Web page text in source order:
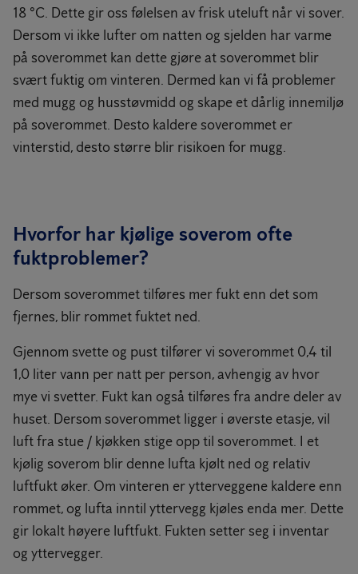
18 °C. Dette gir oss følelsen av frisk uteluft når vi sover.
Dersom vi ikke lufter om natten og sjelden har varme
på soverommet kan dette gjøre at soverommet blir
svært fuktig om vinteren. Dermed kan vi få problemer
med mugg og husstøvmidd og skape et dårlig innemiljø
på soverommet. Desto kaldere soverommet er
vinterstid, desto større blir risikoen for mugg.
Hvorfor har kjølige soverom ofte
fuktproblemer?
Dersom soverommet tilføres mer fukt enn det som
fjernes, blir rommet fuktet ned.
Gjennom svette og pust tilfører vi soverommet 0,4 til
1,0 liter vann per natt per person, avhengig av hvor
mye vi svetter. Fukt kan også tilføres fra andre deler av
huset. Dersom soverommet ligger i øverste etasje, vil
luft fra stue / kjøkken stige opp til soverommet. I et
kjølig soverom blir denne lufta kjølt ned og relativ
luftfukt øker. Om vinteren er ytterveggene kaldere enn
rommet, og lufta inntil yttervegg kjøles enda mer. Dette
gir lokalt høyere luftfukt. Fukten setter seg i inventar
og yttervegger.